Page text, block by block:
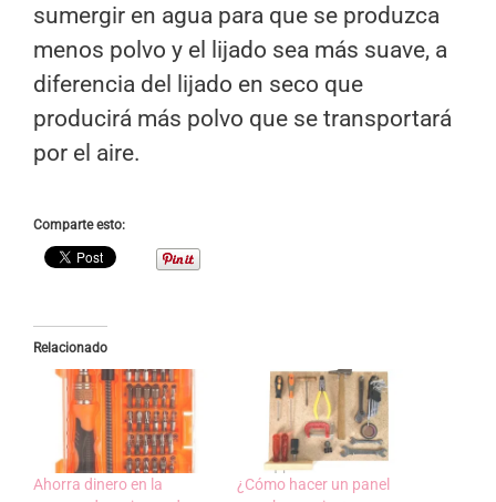
sumergir en agua para que se produzca
menos polvo y el lijado sea más suave, a
diferencia del lijado en seco que
producirá más polvo que se transportará
por el aire.
Comparte esto:
Relacionado
Ahorra dinero en la
¿Cómo hacer un panel